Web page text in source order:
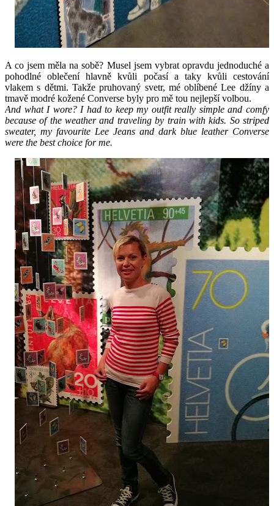
A co jsem měla na sobě? Musel jsem vybrat opravdu jednoduché a
pohodlné oblečení hlavně kvůli počasí a taky kvůli cestování
vlakem s dětmi. Takže pruhovaný svetr, mé oblíbené Lee džíny a
tmavě modré kožené Converse byly pro mě tou nejlepší volbou.
And what I wore? I had to keep my outfit really simple and comfy
because of the weather and traveling by train with kids. So striped
sweater, my favourite Lee Jeans and dark blue leather Converse
were the best choice for me.